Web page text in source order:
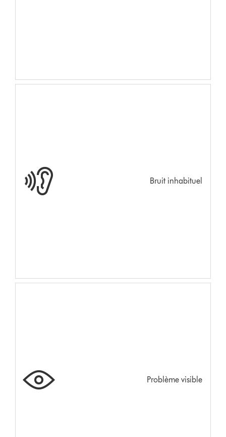
Bruit inhabituel
Problème visible